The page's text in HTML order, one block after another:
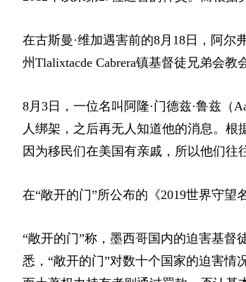
在古斯曼·维加遇害前的8月18日，阿尔
州Tlalixtacde Cabrera镇基督徒兄弟会教
8月3日，一位名叫阿隆·门德兹·鲁兹（
人绑架，之后再无人知道他的消息。根
因为移民们在美国有亲戚，所以他们往
在“敞开的门”所公布的《2019世界守望
“敞开的门”称，墨西哥国内的迫害基
悉，“敞开的门”对数十个国家的迫害情